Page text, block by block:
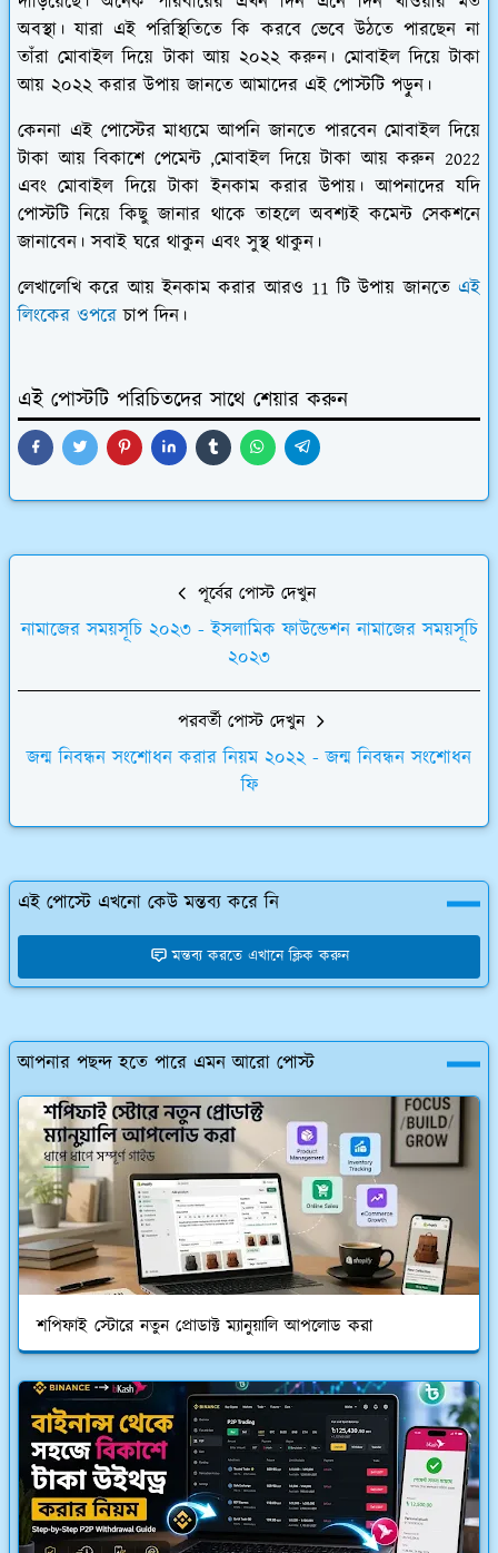
অবস্থা। যারা এই পরিস্থিতিতে কি করবে ভেবে উঠতে পারছেন না
তাঁরা মোবাইল দিয়ে টাকা আয় ২০২২ করুন। মোবাইল দিয়ে টাকা
আয় ২০২২ করার উপায় জানতে আমাদের এই পোস্টটি পড়ুন।
কেননা এই পোস্টের মাধ্যমে আপনি জানতে পারবেন মোবাইল দিয়ে
টাকা আয় বিকাশে পেমেন্ট ,মোবাইল দিয়ে টাকা আয় করুন 2022
এবং মোবাইল দিয়ে টাকা ইনকাম করার উপায়। আপনাদের যদি
পোস্টটি নিয়ে কিছু জানার থাকে তাহলে অবশ্যই কমেন্ট সেকশনে
জানাবেন। সবাই ঘরে থাকুন এবং সুস্থ থাকুন।
লেখালেখি করে আয় ইনকাম করার আরও 11 টি উপায় জানতে এই
লিংকের ওপরে চাপ দিন।
এই পোস্টটি পরিচিতদের সাথে শেয়ার করুন
পূর্বের পোস্ট দেখুন
নামাজের সময়সূচি ২০২৩ - ইসলামিক ফাউন্ডেশন নামাজের সময়সূচি
২০২৩
পরবর্তী পোস্ট দেখুন
জন্ম নিবন্ধন সংশোধন করার নিয়ম ২০২২ - জন্ম নিবন্ধন সংশোধন
ফি
এই পোস্টে এখনো কেউ মন্তব্য করে নি
মন্তব্য করতে এখানে ক্লিক করুন
আপনার পছন্দ হতে পারে এমন আরো পোস্ট
শপিফাই স্টোরে নতুন প্রোডাক্ট ম্যানুয়ালি আপলোড করা